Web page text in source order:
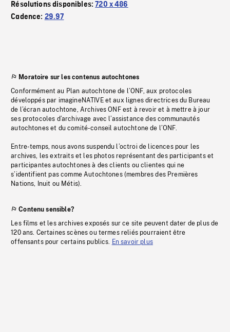
Résolutions disponibles:720 x 486
Cadence: 29.97
Moratoire sur les contenus autochtones
Conformément au Plan autochtone de l’ONF, aux protocoles
développés par imagineNATIVE et aux lignes directrices du Bureau
de l’écran autochtone, Archives ONF est à revoir et à mettre à jour
ses protocoles d’archivage avec l’assistance des communautés
autochtones et du comité-conseil autochtone de l’ONF.
Entre-temps, nous avons suspendu l’octroi de licences pour les
archives, les extraits et les photos représentant des participants et
participantes autochtones à des clients ou clientes qui ne
s’identifient pas comme Autochtones (membres des Premières
Nations, Inuit ou Métis).
Contenu sensible?
Les films et les archives exposés sur ce site peuvent dater de plus de
120 ans. Certaines scènes ou termes reliés pourraient être
offensants pour certains publics. En savoir plus